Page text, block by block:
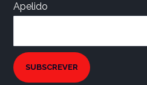
Apelido
SUBSCREVER